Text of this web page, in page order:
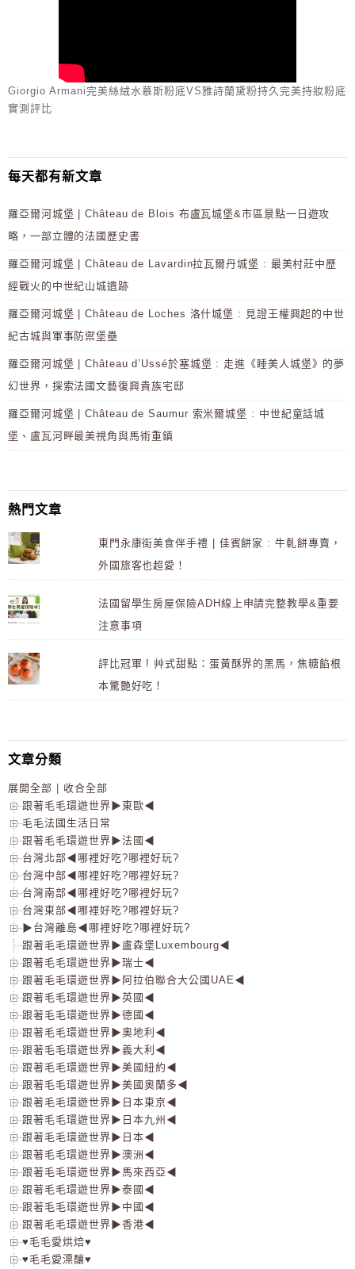
Giorgio Armani完美絲絨水慕斯粉底VS雅詩蘭黛粉持久完美持妝粉底
實測評比
每天都有新文章
羅亞爾河城堡 | Château de Blois 布盧瓦城堡&市區景點一日遊攻
略，一部立體的法國歷史書
羅亞爾河城堡 | Château de Lavardin拉瓦爾丹城堡 : 最美村莊中歷
經戰火的中世紀山城遺跡
羅亞爾河城堡 | Château de Loches 洛什城堡 : 見證王權興起的中世
紀古城與軍事防禦堡壘
羅亞爾河城堡 | Château d’Ussé於塞城堡 : 走進《睡美人城堡》的夢
幻世界，探索法國文藝復興貴族宅邸
羅亞爾河城堡 | Château de Saumur 索米爾城堡 : 中世紀童話城
堡、盧瓦河畔最美視角與馬術重鎮
熱門文章
東門永康街美食伴手禮 | 佳賓餅家 : 牛軋餅專賣，
外國旅客也超愛！
法國留學生房屋保險ADH線上申請完整教學&重要
注意事項
評比冠軍 ! 艸式甜點：蛋黃酥界的黑馬，焦糖餡根
本驚艷好吃！
文章分類
展開全部
收合全部
跟著毛毛環遊世界▶東歐◀
毛毛法國生活日常
跟著毛毛環遊世界▶法國◀
台灣北部◀哪裡好吃?哪裡好玩?
台灣中部◀哪裡好吃?哪裡好玩?
台灣南部◀哪裡好吃?哪裡好玩?
台灣東部◀哪裡好吃?哪裡好玩?
▶台灣離島◀哪裡好吃?哪裡好玩?
跟著毛毛環遊世界▶盧森堡Luxembourg◀
跟著毛毛環遊世界▶瑞士◀
跟著毛毛環遊世界▶阿拉伯聯合大公國UAE◀
跟著毛毛環遊世界▶英國◀
跟著毛毛環遊世界▶德國◀
跟著毛毛環遊世界▶奧地利◀
跟著毛毛環遊世界▶義大利◀
跟著毛毛環遊世界▶美國紐約◀
跟著毛毛環遊世界▶美國奧蘭多◀
跟著毛毛環遊世界▶日本東京◀
跟著毛毛環遊世界▶日本九州◀
跟著毛毛環遊世界▶日本◀
跟著毛毛環遊世界▶澳洲◀
跟著毛毛環遊世界▶馬來西亞◀
跟著毛毛環遊世界▶泰國◀
跟著毛毛環遊世界▶中國◀
跟著毛毛環遊世界▶香港◀
♥毛毛愛烘焙♥
♥毛毛愛漂釀♥